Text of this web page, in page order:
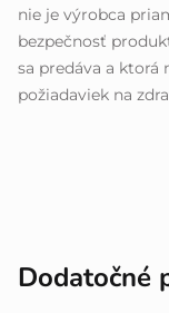
nie je výrobca
bezpečnosť
sa predáva a ktorá
požiadaviek na
Dodatočné